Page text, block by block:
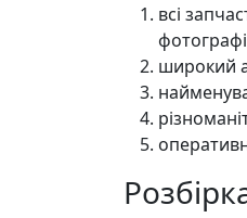
всі
широкий